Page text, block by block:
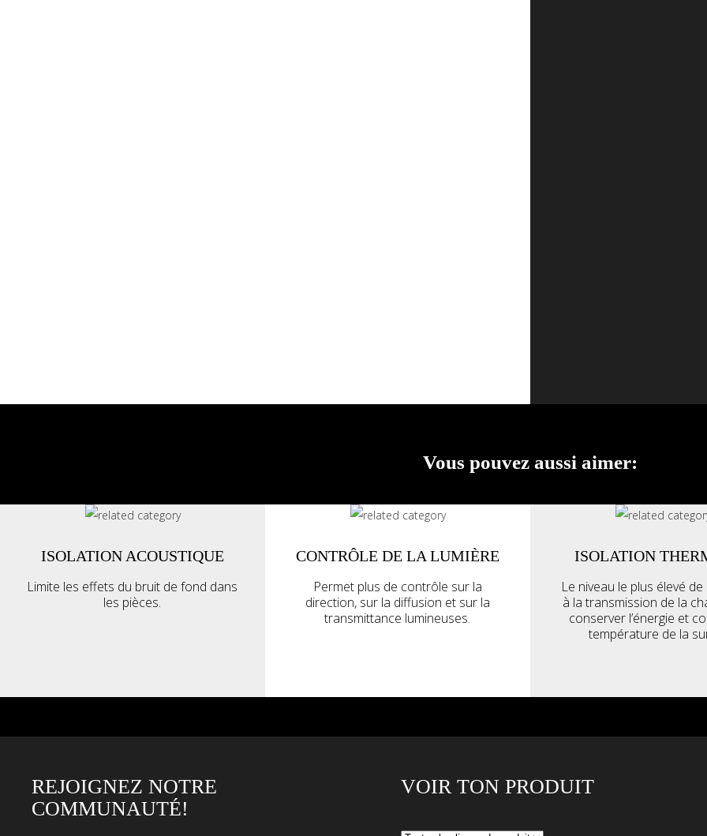
Vous pouvez aussi aimer:
ISOLATION ACOUSTIQUE
Limite les effets du bruit de fond dans
les pièces.
CONTRÔLE DE LA LUMIÈRE
Permet plus de contrôle sur la
direction, sur la diffusion et sur la
transmittance lumineuses.
ISOLATION
Le niveau le plus élevé
à la transmission de la
conserver l’énergie et
température de la
REJOIGNEZ NOTRE
COMMUNAUTÉ!
VOIR TON PRODUIT